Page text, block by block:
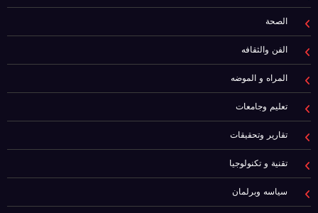
الصحة
الفن والثقافه
المراه و الموضه
تعليم وجامعات
تقارير وتحقيقات
تقنية و تكنولوجيا
سياسه وبرلمان